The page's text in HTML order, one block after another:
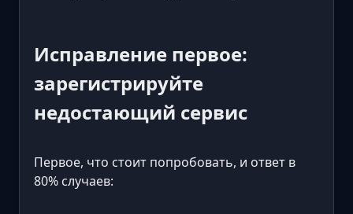
Исправление первое:
зарегистрируйте
недостающий сервис
Первое, что стоит попробовать, и ответ в
80% случаев: